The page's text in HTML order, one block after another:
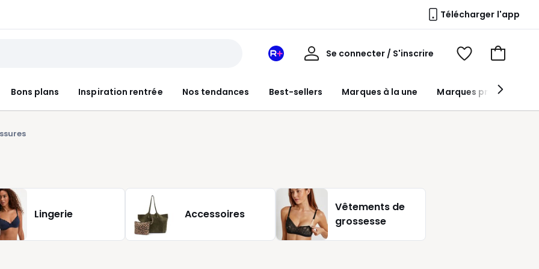
Télécharger l'app
Bons plans Inspiration rentrée Nos tendances Best-sellers Marques à la une Marques premium
Mon
Redoute
Se connecter / S'inscrire
Mon
Voir
Voir
panier
Lingerie Accessoires
Vêtements de
grossesse